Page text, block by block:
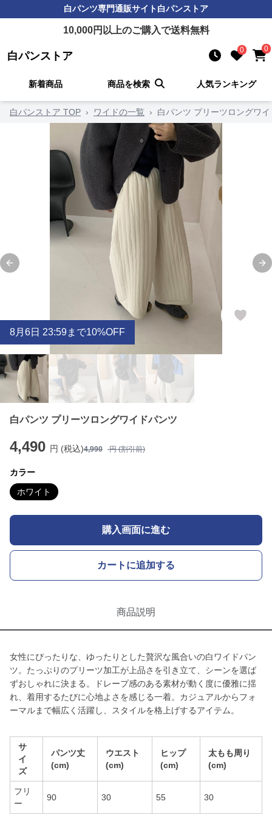
白パンツ専門通販サイト白パンストア
10,000円以上のご購入で送料無料
白パンストア 0 0
新着商品 商品を検索 人気ランキング
白パンストア TOP › ワイドの一覧 › 白パンツ プリーツロングワ
Previous slide
8月 6日 23:59まで10%OFF
白パンツ プリーツロングワイドパンツ
4,490 円 (税込)4,990 円 (割引前)
カラー
ホワイト
購入画面に進む
カートに追加する
商品説明
女性にぴったりな、ゆったりとした贅沢な風合いの白ワイドパン
ツ。たっぷりのプリーツ加工が上品さを引き立て、シーンを選ば
ずおしゃれに決まる。ドレープ感のある素材が動く度に優雅に揺
れ、着用するたびに心地よさを感じる一着。カジュアルからフォ
ーマルまで幅広く活躍し、スタイルを格上げするアイテム。
サ
イ
ズ
パンツ丈
(cm)
ウエスト
(cm)
ヒップ
(cm)
太もも周り
(cm)
フリ
ー
90 30 55 30